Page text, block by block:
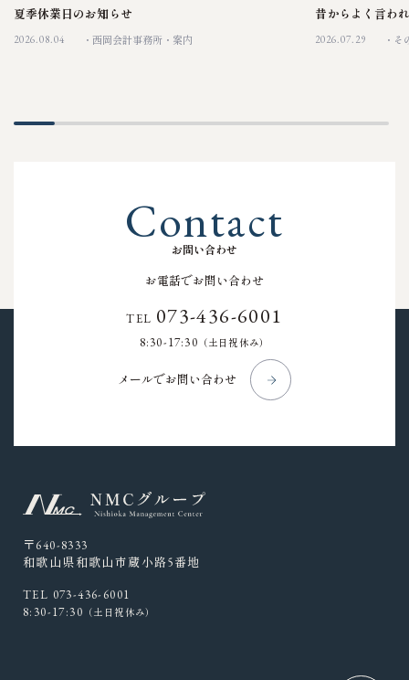
夏季休業日のお知らせ
2026.08.04 西岡会計事務所 案内
昔からよく言わ
2026.07.29 そ
お問い合わせ
Contact
お電話でお問い合わせ
TEL 073-436-6001
8:30-17:30 （土日祝休み）
メールでお問い合わせ
〒640-8333
和歌山県和歌山市蔵小路5番地
TEL 073-436-6001
8:30-17:30 （土日祝休み）